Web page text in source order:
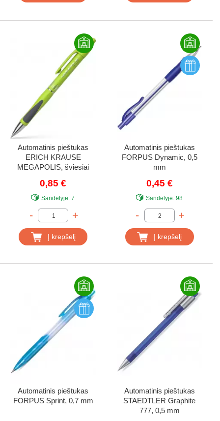
Automatinis pieštukas
ERICH KRAUSE
MEGAPOLIS, šviesiai
0,85 €
Sandėlyje: 7
- +
Į krepšelį
Automatinis pieštukas
FORPUS Dynamic, 0,5
mm
0,45 €
Sandėlyje: 98
- +
Į krepšelį
Automatinis pieštukas
FORPUS Sprint, 0,7 mm
Automatinis pieštukas
STAEDTLER Graphite
777, 0,5 mm